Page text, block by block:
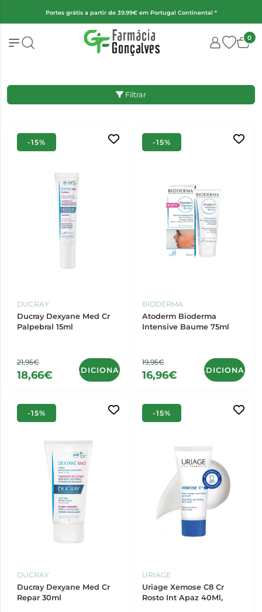
Portes grátis a partir de 39.99€ em Portugal Continental *
0
Filtrar
-15%
DUCRAY
Ducray Dexyane Med Cr
Palpebral 15ml
21,95€
18,66€ ADICIONAR
-15%
BIODERMA
Atoderm Bioderma
Intensive Baume 75ml
19,95€
16,96€ ADICIONAR
-15%
DUCRAY
Ducray Dexyane Med Cr
Repar 30ml
-15%
URIAGE
Uriage Xemose C8 Cr
Rosto Int Apaz 40Ml,